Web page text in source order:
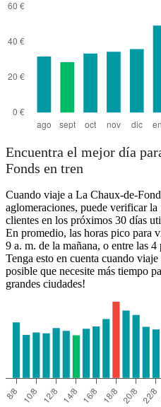
Encuentra el mejor día
Fonds en tren
Cuando viaje a La Chaux-de-
aglomeraciones, puede verificar
clientes en los próximos 30 días
En promedio, las horas pico para
9 a. m. de la mañana, o entre las
Tenga esto en cuenta cuando
posible que necesite más tiempo
grandes ciudades!